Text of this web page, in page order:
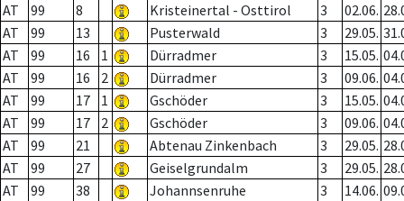
AT 99 8 Kristeinertal - Osttirol 3 02.06.
AT
99 13 Pusterwald 3 29.05.
AT
99 16 1 Dürradmer 3 15.05.
AT
99 16 2 Dürradmer 3 09.06.
AT
99 17 1 Gschöder 3 15.05.
AT
99 17 2 Gschöder 3 09.06.
AT
99 21 Abtenau Zinkenbach 3 29.05.
AT
99 27 Geiselgrundalm 3 29.05.
AT
99 38 Johannsenruhe 3 14.06.